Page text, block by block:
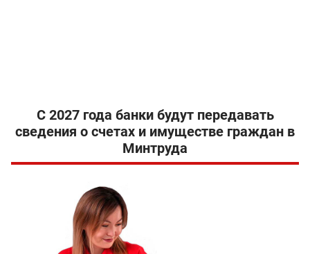
С 2027 года банки будут передавать
сведения о счетах и имуществе граждан в
Минтруда